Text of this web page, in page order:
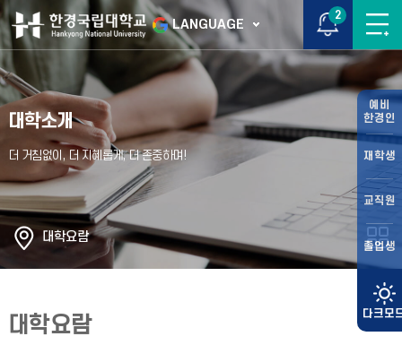
LANGUAGE
2
예비
한경인
재학생
교직원
졸업생
대학소개
대학요람
대학요람